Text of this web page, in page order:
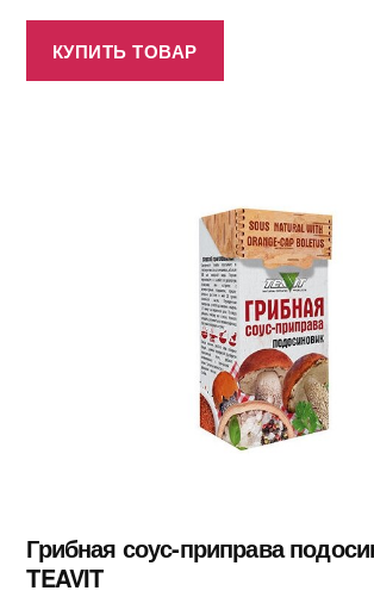
КУПИТЬ ТОВАР
Грибная соус-приправа
TEAVIT